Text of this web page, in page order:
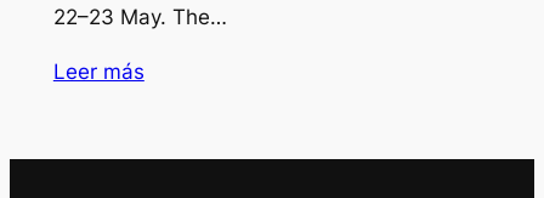
22–23 May. The…
Leer más